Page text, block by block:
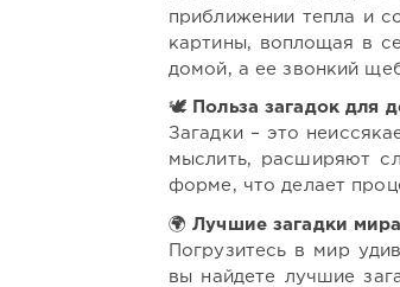
приближении тепла и
картины, воплощая в
домой, а ее звонкий
🕊️
Польза загадок для
Загадки – это
мыслить, расширяют
форме, что делает
🌍Лучшие загадки
Погрузитесь в мир
вы найдете лучшие